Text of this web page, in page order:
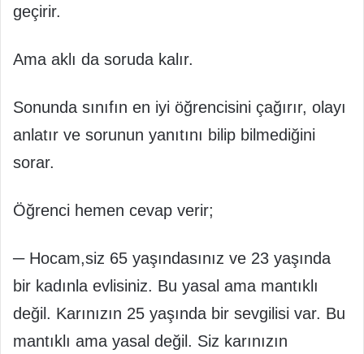
geçirir.
Ama aklı da soruda kalır.
Sonunda sınıfın en iyi öğrencisini çağırır, olayı
anlatır ve sorunun yanıtını bilip bilmediğini
sorar.
Öğrenci hemen cevap verir;
─ Hocam,siz 65 yaşındasınız ve 23 yaşında
bir kadınla evlisiniz. Bu yasal ama mantıklı
değil. Karınızın 25 yaşında bir sevgilisi var. Bu
mantıklı ama yasal değil. Siz karınızın